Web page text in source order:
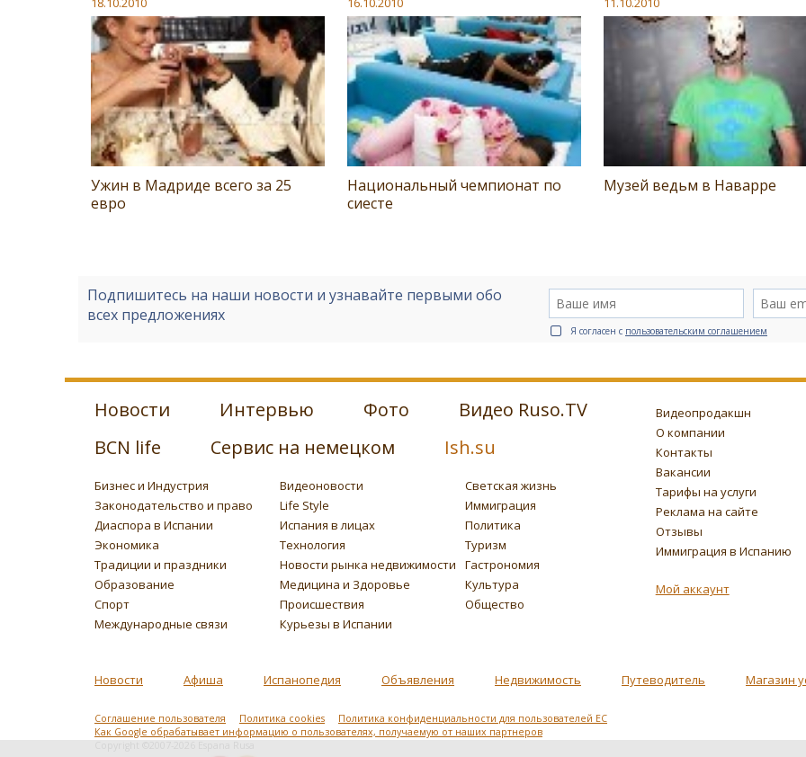
Ужин в Мадриде всего за 25
евро
Национальный чемпионат по
сиесте
Музей ведьм в Наварре
Подпишитесь на наши новости и узнавайте первыми обо
всех предложениях
Я согласен с пользовательским соглашением
Новости Интервью Фото
Видео Ruso.TV
BCN life
Сервис на немецком Ish.su
Бизнес и Индустрия Видеоновости
Светская жизнь
Законодательство и право
Life Style
Иммиграция
Диаспора в Испании
Испания в лицах
Политика
Экономика
Технология
Туризм
Традиции и праздники
Новости рынка недвижимости
Гастрономия
Образование
Медицина и Здоровье
Культура
Спорт
Происшествия
Общество
Международные связи
Курьезы в Испании
Видеопродакшн
О компании
Контакты
Вакансии
Тарифы на услуги
Реклама на сайте
Отзывы
Иммиграция в Испанию
Мой аккаунт
Новости Афиша Испанопедия Объявления Недвижимость Путеводитель Магазин
Соглашение пользователя Политика cookies
Политика конфиденциальности для пользователей ЕС
Как Google обрабатывает информацию о пользователях, получаемую от наших партнеров